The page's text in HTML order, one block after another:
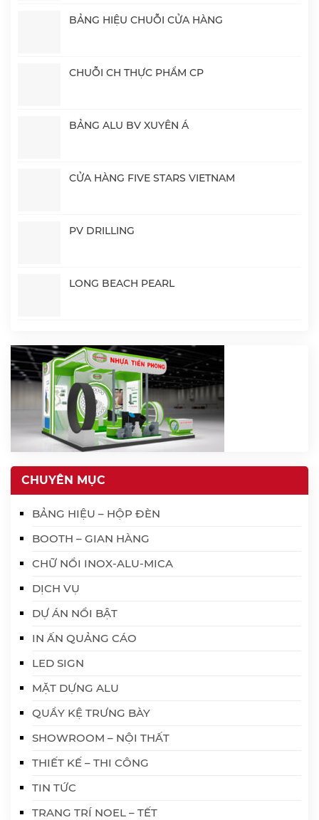
BẢNG HIỆU CHUỖI CỬA HÀNG
CHUỖI CH THỰC PHẨM CP
BẢNG ALU BV XUYÊN Á
CỬA HÀNG FIVE STARS VIETNAM
PV DRILLING
LONG BEACH PEARL
CHUYÊN MỤC
BẢNG HIỆU – HỘP ĐÈN
BOOTH – GIAN HÀNG
CHỮ NỔI INOX-ALU-MICA
DỊCH VỤ
DỰ ÁN NỔI BẬT
IN ẤN QUẢNG CÁO
LED SIGN
MẶT DỰNG ALU
QUẦY KỆ TRƯNG BÀY
SHOWROOM – NỘI THẤT
THIẾT KẾ – THI CÔNG
TIN TỨC
TRANG TRÍ NOEL – TẾT